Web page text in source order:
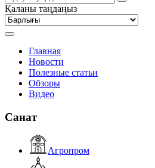
Қаланы таңдаңыз
Главная
Новости
Полезные статьи
Обзоры
Видео
Санат
Агропром